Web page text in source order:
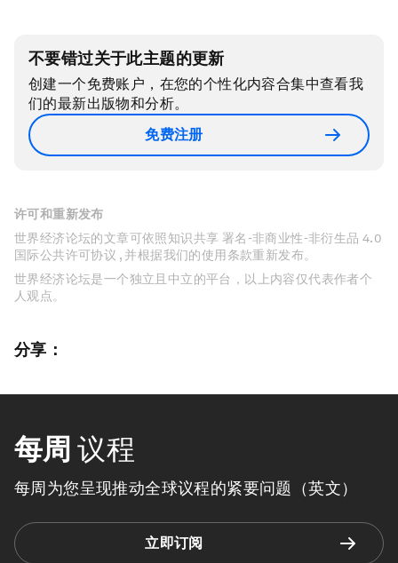
不要错过关于此主题的更新
创建一个免费账户，在您的个性化内容合集中查看我
们的最新出版物和分析。
免费注册
许可和重新发布
世界经济论坛的文章可依照知识共享 署名-非商业性-非衍生品 4.0
国际公共许可协议 , 并根据我们的使用条款重新发布。
世界经济论坛是一个独立且中立的平台，以上内容仅代表作者个
人观点。
分享：
每周 议程
每周为您呈现推动全球议程的紧要问题（英文）
立即订阅